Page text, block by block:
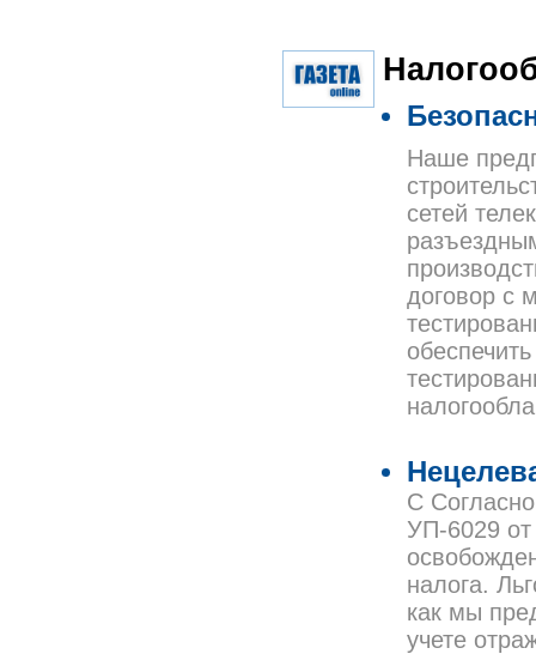
Наше
сетей
договор с
С
УП-6029 от
налога.
как мы
учете